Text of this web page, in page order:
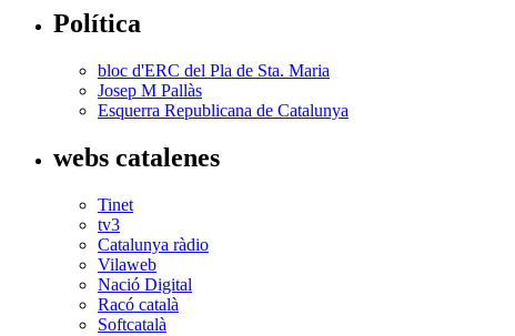
Política
bloc d'ERC del Pla de Sta. Maria
Josep M Pallàs
Esquerra Republicana de Catalunya
webs catalenes
Tinet
tv3
Catalunya ràdio
Vilaweb
Nació Digital
Racó català
Softcatalà